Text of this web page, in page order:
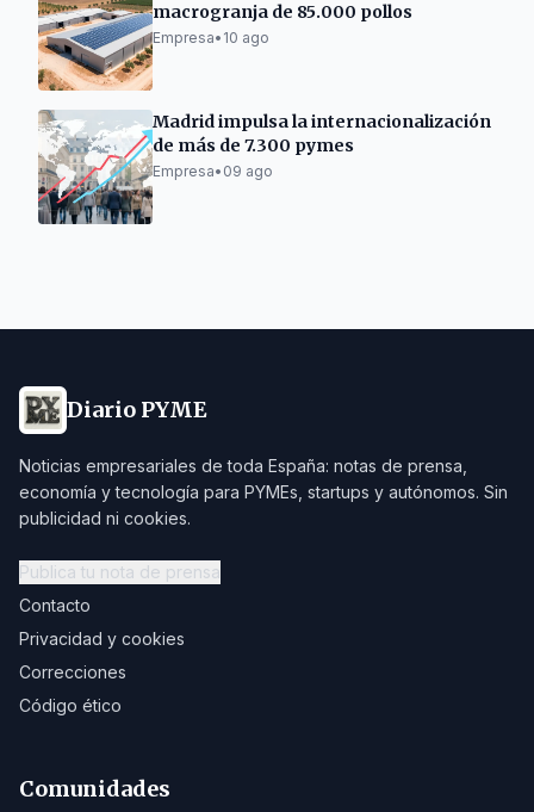
macrogranja de 85.000 pollos
Empresa• 10 ago
Madrid impulsa la internacionalización
de más de 7.300 pymes
Empresa• 09 ago
Diario PYME
Noticias empresariales de toda España: notas de prensa,
economía y tecnología para PYMEs, startups y autónomos. Sin
publicidad ni cookies.
Publica tu nota de prensa
Contacto
Privacidad y cookies
Correcciones
Código ético
Comunidades